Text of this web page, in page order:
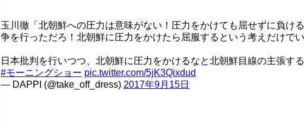
玉川徹「北朝鮮への圧力は意味がない！圧力をかけても屈せずに負け
争を行っただろ！北朝鮮に圧力をかけたら屈服するという考えだけでい
日本批判を行いつつ、北朝鮮に圧力をかけるなと北朝鮮目線の主張する
#モーニングショー pic.twitter.com/5jK3Qixdud
— DAPPI (@take_off_dress) 2017年9月15日